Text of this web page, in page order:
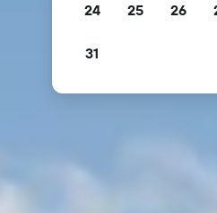
24 25 26
31